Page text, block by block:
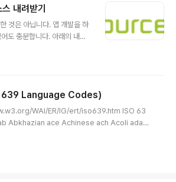
내려받기
것은 아닙니다. 앱 개발을 하
도 충분합니다. 아래의 내용
을 정리한 것입니다. 안드로
해보질 않아서 가능한지는 잘
설치하기먼저 설치에 필요한
고, Path를 연결해줍니다. $
. $ curl http://android.git.
639 Language Codes)
WAI/ER/IG/ert/iso639.htm ISO 63
Abkhazian ace Achinese ach Acoli ada A
alb/sqi sq Albanian ale Aleut alg Alg